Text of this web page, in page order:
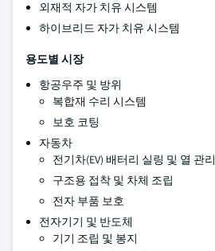
외재적 자가 치유 시스템
하이브리드 자가 치유 시스템
용도별 시장
항공우주 및 방위
복합재 수리 시스템
보호 코팅
자동차
전기차(EV) 배터리 실링 및 열 관리
구조용 접착 및 차체 조립
전자 부품 보호
전자기기 및 반도체
기기 조립 및 봉지